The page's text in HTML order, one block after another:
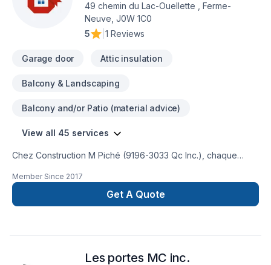
49 chemin du Lac-Ouellette , Ferme-
Neuve, J0W 1C0
5
1 Reviews
Garage door Attic insulation
Balcony & Landscaping
Balcony and/or Patio (material advice)
View all 45 services
Chez Construction M Piché (9196-3033 Qc Inc.), chaque
Gouttières, Gypse, Insonorisation, Isolation, Isolation entre-
toît, Isolation mur, Isolation sous-sol, Margelle, Patio, Peinture,
Plancher, Porte de garage, Portes et fenêtres, Puit de
et la satisfaction client à Eastern Ontario,Outaouais. Nous
Member Since 2017
Get A Quote
Les portes MC inc.